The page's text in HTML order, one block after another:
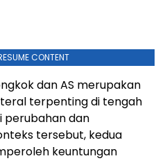
CONTENT
dan AS merupakan
terpenting di tengah
perubahan dan
tersebut, kedua
keuntungan